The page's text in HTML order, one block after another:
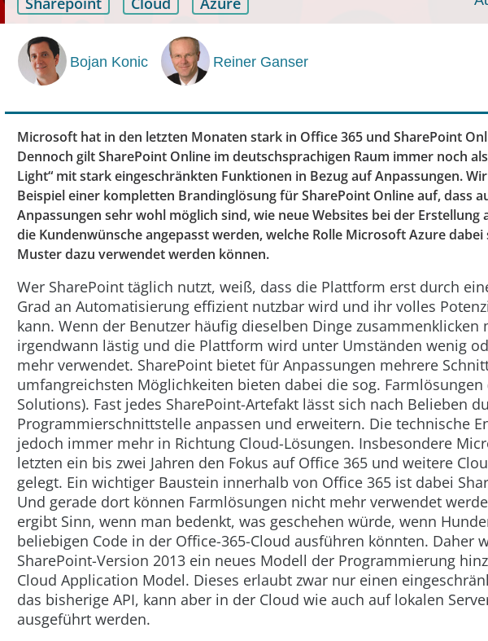
Bojan Konic Reiner Ganser
Microsoft hat in den letzten Monaten stark in Office 365 und SharePoint
Dennoch gilt SharePoint Online im deutschsprachigen Raum immer noch
Light“ mit stark eingeschränkten Funktionen in Bezug auf Anpassungen.
Beispiel einer kompletten Brandinglösung für SharePoint Online auf, dass
Anpassungen sehr wohl möglich sind, wie neue Websites bei der Erstellung
die Kundenwünsche angepasst werden, welche Rolle Microsoft Azure
Muster dazu verwendet werden können.
Wer SharePoint täglich nutzt, weiß, dass die Plattform erst durch
Grad an Automatisierung effizient nutzbar wird und ihr volles
kann. Wenn der Benutzer häufig dieselben Dinge zusammenklicken
irgendwann lästig und die Plattform wird unter Umständen wenig
mehr verwendet. SharePoint bietet für Anpassungen mehrere
umfangreichsten Möglichkeiten bieten dabei die sog. Farmlösungen
Solutions). Fast jedes SharePoint-Artefakt lässt sich nach Belieben
Programmierschnittstelle anpassen und erweitern. Die technische
jedoch immer mehr in Richtung Cloud-Lösungen. Insbesondere
letzten ein bis zwei Jahren den Fokus auf Office 365 und weitere
gelegt. Ein wichtiger Baustein innerhalb von Office 365 ist dabei
Und gerade dort können Farmlösungen nicht mehr verwendet
ergibt Sinn, wenn man bedenkt, was geschehen würde, wenn
beliebigen Code in der Office-365-Cloud ausführen könnten. Daher
SharePoint-Version 2013 ein neues Modell der Programmierung
Cloud Application Model. Dieses erlaubt zwar nur einen
das bisherige API, kann aber in der Cloud wie auch auf lokalen
ausgeführt werden.